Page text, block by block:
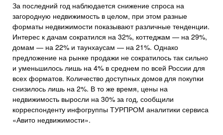
За последний год наблюдается снижение спроса на
загородную недвижимость в целом, при этом разные
форматы недвижимости показывают различные тенденции.
Интерес к дачам сократился на 32%, коттеджам — на 29%,
домам — на 22% и таунхаусам — на 21%. Однако
предложение на рынке продажи не сократилось так сильно
и уменьшилось лишь на 4% в среднем по всей России для
всех форматов. Количество доступных домов для покупки
снизилось лишь на 2%. В то же время, цены на
недвижимость выросли на 30% за год, сообщили
корреспонденту инфогруппы ТУРПРОМ аналитики сервиса
«Авито недвижимости».